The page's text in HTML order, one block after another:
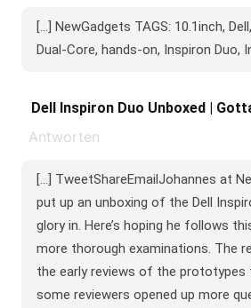
[...] NewGadgets TAGS: 10.1inch,
Dual-Core, hands-on, Inspiron Duo,
Dell Inspiron Duo Unboxed |
Antworten
[...] TweetShareEmailJohannes at
put up an unboxing of the Dell
glory in. Here’s hoping he follows
more thorough examinations. The
the early reviews of the prototypes
some reviewers opened up more